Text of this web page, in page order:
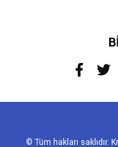
© Tüm hakları saklıdır.